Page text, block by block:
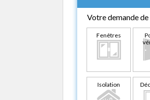
Votre demande
Fenêtres
Isolation